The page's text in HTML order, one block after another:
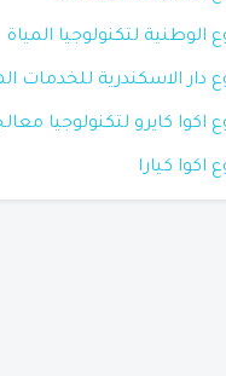
الوطنية لتكنولوجيا المياة
دار الاسكندرية للخدمات
اكوا كايرو لتكنولوجيا
اكوا كيارا